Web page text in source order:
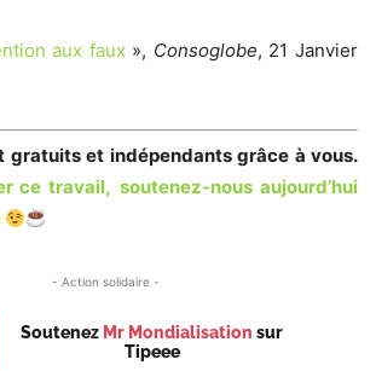
aux faux », Consoglobe, 21 Janvier
gratuits et indépendants grâce à vous.
ce travail, soutenez-nous aujourd’hui
- Action solidaire -
Soutenez Mr Mondialisation sur
Tipeee